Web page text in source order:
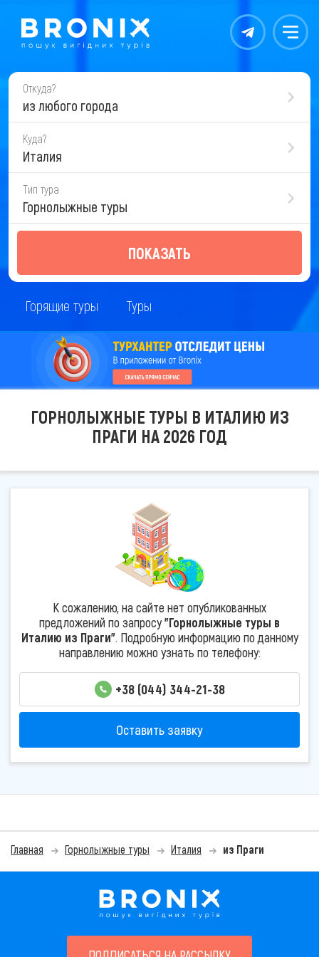
Контакты Меню
Откуда?
из любого города
Куда?
Италия
Тип тура
Горнолыжные туры
ПОКАЗАТЬ
Горящие туры Туры
ГОРНОЛЫЖНЫЕ ТУРЫ В ИТАЛИЮ ИЗ
ПРАГИ НА 2026 ГОД
К сожалению, на сайте нет опубликованных
предложений по запросу"Горнолыжные туры в
Италию из Праги". Подробную информацию по данному
направлению можно узнать по телефону:
+38 (044) 344-21-38
Оставить заявку
Главная Горнолыжные туры Италия из Праги